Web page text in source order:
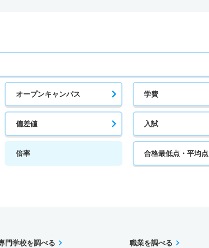
オープンキャンパス 学費
偏差値 入試
倍率 合格最低点・平均点
門学校を調べる 職業を調べる